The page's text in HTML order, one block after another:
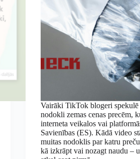
Vairāki TikTok blogeri spekulē
nodokli zemas cenas precēm,
interneta veikalos vai
Savienības (ES). Kādā video
muitas nodoklis par katru
kā izkrāpt vai nozagt naudu –